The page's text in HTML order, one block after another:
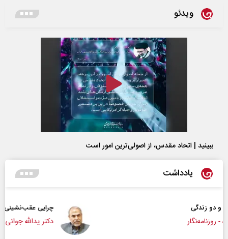
ویدئو
ببینید | اتحاد مقدس، از اصولی‌ترین امور است
یادداشت
چرایی عقب‌نشینی ترامپ؟
دکتر یدالله جوانی - تحلیلگر مسائل سیاسی